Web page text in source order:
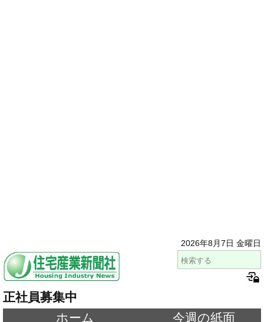
2026年8月7日 金曜日
正社員募集中
ホーム
今週の紙面